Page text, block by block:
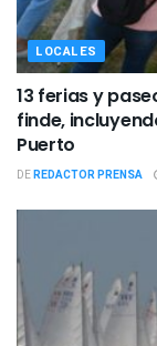
LOCALES
13 ferias y
finde,
Puerto
DEREDACTOR PRENSA